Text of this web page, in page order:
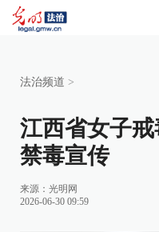
法治频道 >
江西省女子
禁毒宣传
来源： 光明网
2026-06-30 09:59